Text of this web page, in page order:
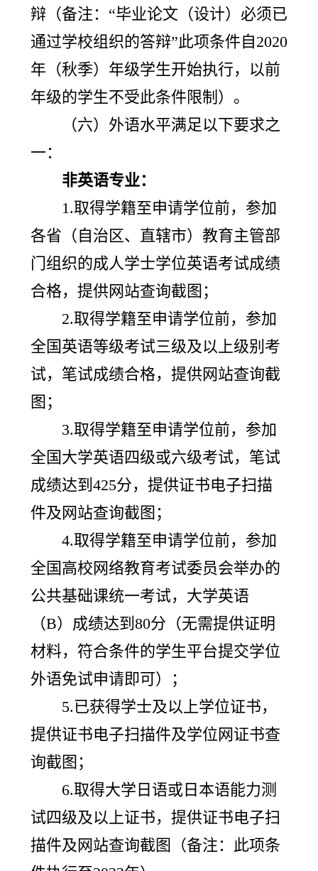
辩（备注：“毕业论文（设计）必须已
通过学校组织的答辩”此项条件自2020
年（秋季）年级学生开始执行，以前
年级的学生不受此条件限制）。
（六）外语水平满足以下要求之
一：
非英语专业：
1.取得学籍至申请学位前，参加
各省（自治区、直辖市）教育主管部
门组织的成人学士学位英语考试成绩
合格，提供网站查询截图；
2.取得学籍至申请学位前，参加
全国英语等级考试三级及以上级别考
试，笔试成绩合格，提供网站查询截
图；
3.取得学籍至申请学位前，参加
全国大学英语四级或六级考试，笔试
成绩达到425分，提供证书电子扫描
件及网站查询截图；
4.取得学籍至申请学位前，参加
全国高校网络教育考试委员会举办的
公共基础课统一考试，大学英语
（B）成绩达到80分（无需提供证明
材料，符合条件的学生平台提交学位
外语免试申请即可）；
5.已获得学士及以上学位证书，
提供证书电子扫描件及学位网证书查
询截图；
6.取得大学日语或日本语能力测
试四级及以上证书，提供证书电子扫
描件及网站查询截图（备注：此项条